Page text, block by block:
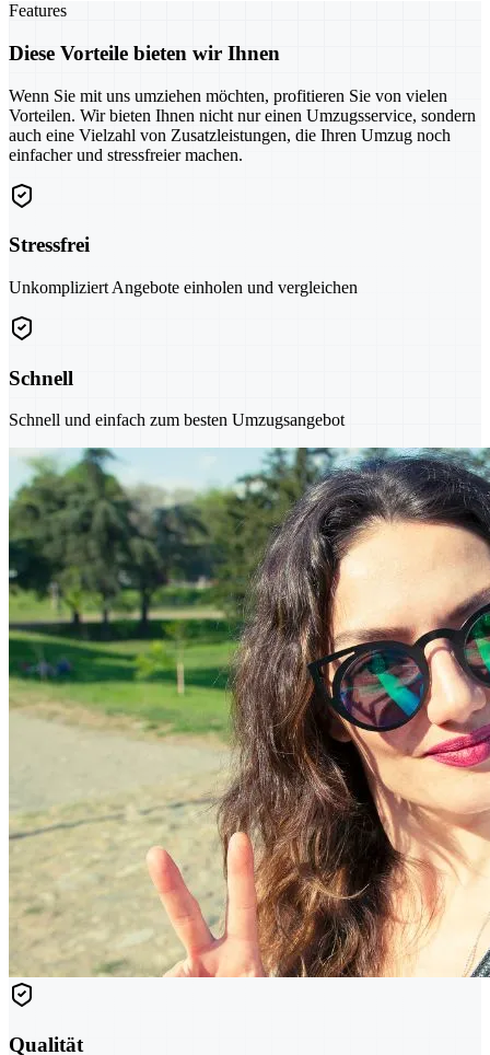
Features
Diese Vorteile bieten wir Ihnen
Wenn Sie mit uns umziehen möchten, profitieren Sie von vielen
Vorteilen. Wir bieten Ihnen nicht nur einen Umzugsservice, sondern
auch eine Vielzahl von Zusatzleistungen, die Ihren Umzug noch
einfacher und stressfreier machen.
Stressfrei
Unkompliziert Angebote einholen und vergleichen
Schnell
Schnell und einfach zum besten Umzugsangebot
Qualität